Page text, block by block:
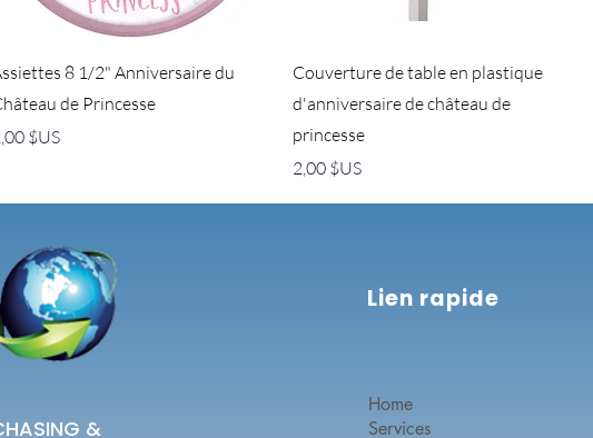
8 1/2" Anniversaire du
de Princesse
$US
Couverture de table en plastique
d'anniversaire de château de
princesse
Prix
2,00 $US
&
Lien rapide
Home
Services